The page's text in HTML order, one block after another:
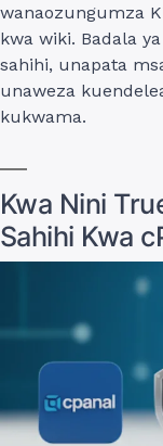
wanaozungumza
kwa wiki. Badala
sahihi, unapata
unaweza
kukwama.
Kwa Nini
Sahihi Kwa